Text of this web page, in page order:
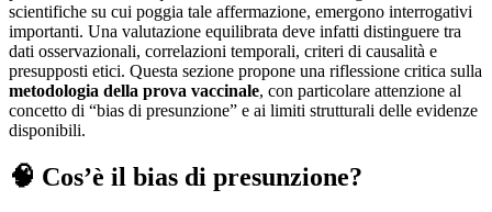
scientifiche su cui poggia tale affermazione, emergono interrogativi
importanti. Una valutazione equilibrata deve infatti distinguere tra
dati osservazionali, correlazioni temporali, criteri di causalità e
presupposti etici. Questa sezione propone una riflessione critica sulla
metodologia della prova vaccinale, con particolare attenzione al
concetto di “bias di presunzione” e ai limiti strutturali delle evidenze
disponibili.
🧠 Cos’è il bias di presunzione?